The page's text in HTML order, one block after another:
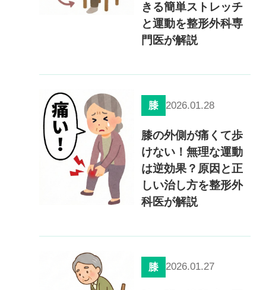
治療電話相談はこちら
0120-117-560
電話受付時間：月〜金／9:00〜16:30（土日祝休）
きる簡単ストレッチ
と運動を整形外科専
門医が解説
膝 2026.01.28
膝の外側が痛くて歩
けない！無理な運動
は逆効果？原因と正
しい治し方を整形外
科医が解説
膝 2026.01.27